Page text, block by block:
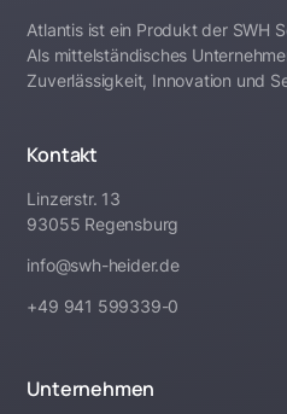
Atlantis ist ein Produkt der SWH
Als mittelständisches
Zuverlässigkeit, Innovation und
Kontakt
Linzerstr. 13
93055 Regensburg
info@swh-heider.de
+49 941 599339-0
Unternehmen